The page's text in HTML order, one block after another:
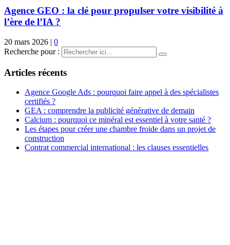
Agence GEO : la clé pour propulser votre visibilité à
l’ère de l’IA ?
20 mars 2026 | 0
Recherche pour :
Articles récents
Agence Google Ads : pourquoi faire appel à des spécialistes
certifiés ?
GEA : comprendre la publicité générative de demain
Calcium : pourquoi ce minéral est essentiel à votre santé ?
Les étapes pour créer une chambre froide dans un projet de
construction
Contrat commercial international : les clauses essentielles